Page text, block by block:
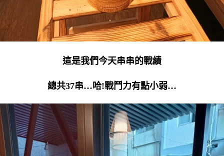
這是我們今天串串的戰績
總共37串…哈!戰鬥力有點小弱…